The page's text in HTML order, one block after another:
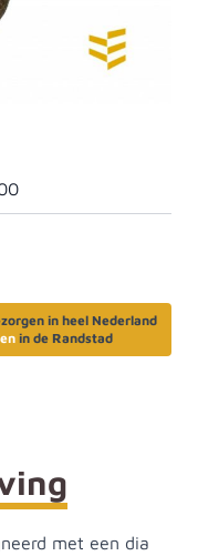
in heel Nederland
in de Randstad
met een dia